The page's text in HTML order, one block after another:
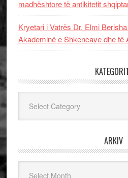
madhështore të antikitetit
Kryetari i Vatrës Dr. Elmi
Akademinë e Shkencave dhe të
ARKIV